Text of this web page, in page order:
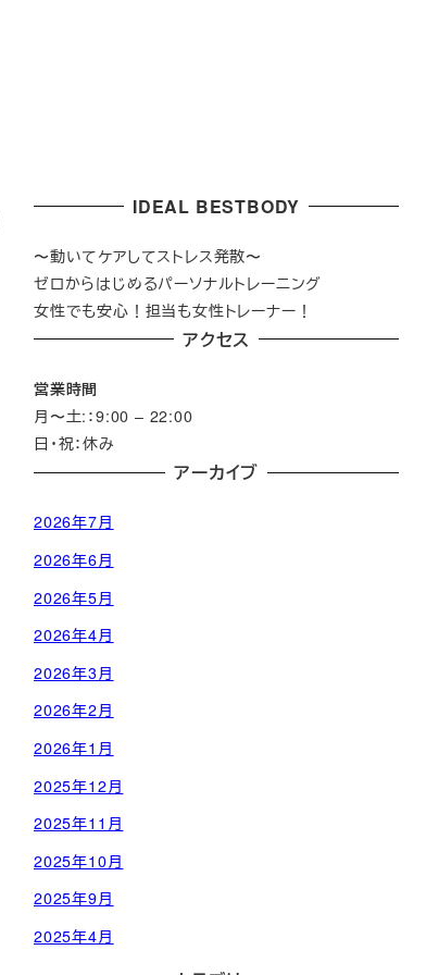
IDEAL BESTBODY
〜動いてケアしてストレス発散〜
ゼロからはじめるパーソナルトレーニング
女性でも安心！担当も女性トレーナー！
アクセス
営業時間
月〜土:：9:00 – 22:00
日・祝：休み
アーカイブ
2026年7月
2026年6月
2026年5月
2026年4月
2026年3月
2026年2月
2026年1月
2025年12月
2025年11月
2025年10月
2025年9月
2025年4月